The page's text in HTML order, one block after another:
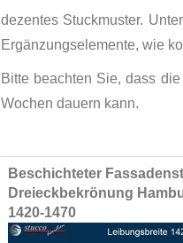
dezentes Stuckmuster.
Ergänzungselemente, wie
Bitte beachten Sie, dass
Wochen dauern kann.
Grouped
product
items
Beschichteter
Dreieckbekrönung
1420-1470